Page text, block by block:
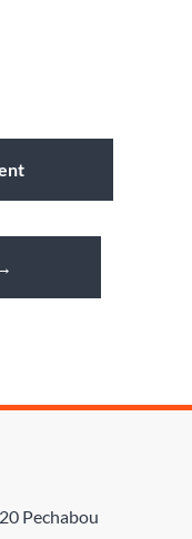
Pechabou